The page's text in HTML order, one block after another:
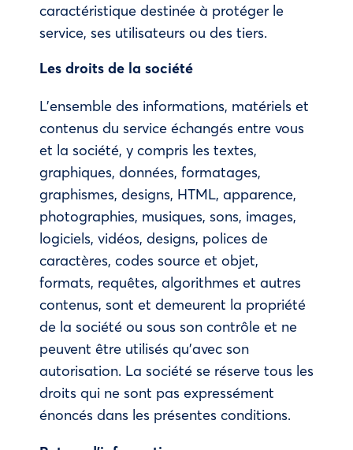
caractéristique destinée à protéger le
service, ses utilisateurs ou des tiers.
Les droits de la société
L’ensemble des informations, matériels et
contenus du service échangés entre vous
et la société, y compris les textes,
graphiques, données, formatages,
graphismes, designs, HTML, apparence,
photographies, musiques, sons, images,
logiciels, vidéos, designs, polices de
caractères, codes source et objet,
formats, requêtes, algorithmes et autres
contenus, sont et demeurent la propriété
de la société ou sous son contrôle et ne
peuvent être utilisés qu’avec son
autorisation. La société se réserve tous les
droits qui ne sont pas expressément
énoncés dans les présentes conditions.